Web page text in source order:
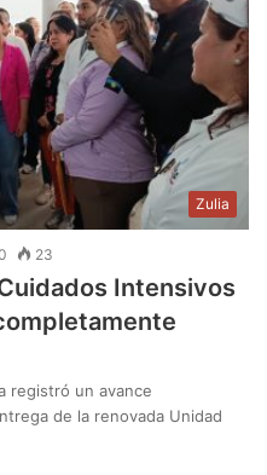
Zulia
23
Intensivos
registró un avance
de la renovada Unidad